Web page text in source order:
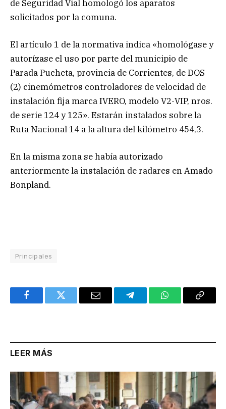
de Seguridad Vial homologó los aparatos
solicitados por la comuna.
El artículo 1 de la normativa indica «homológase y
autorízase el uso por parte del municipio de
Parada Pucheta, provincia de Corrientes, de DOS
(2) cinemómetros controladores de velocidad de
instalación fija marca IVERO, modelo V2-VIP, nros.
de serie 124 y 125». Estarán instalados sobre la
Ruta Nacional 14 a la altura del kilómetro 454,3.
En la misma zona se había autorizado
anteriormente la instalación de radares en Amado
Bonpland.
Principales
FacebookTwitter Email TelegramWhatsAppCopy
LEER MÁS